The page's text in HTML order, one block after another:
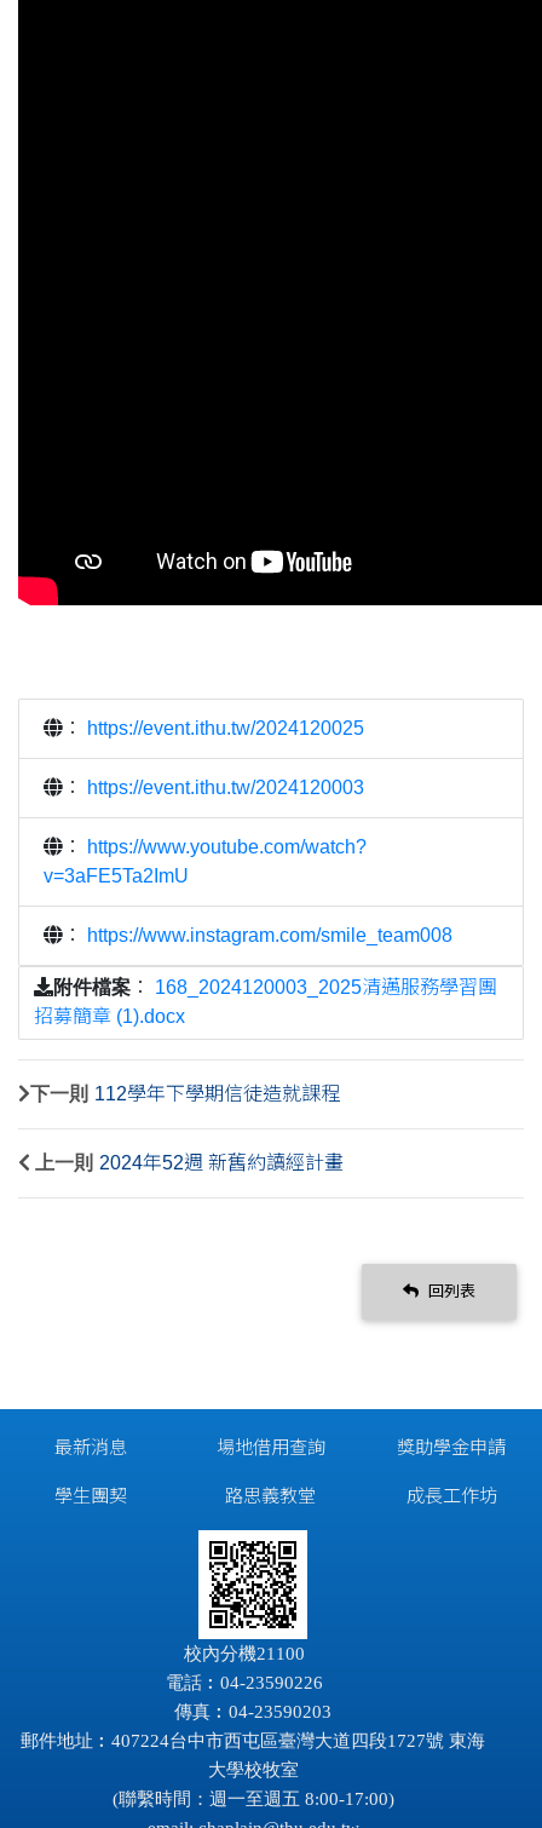
： https://event.ithu.tw/2024120025
： https://event.ithu.tw/2024120003
：
https://www.youtube.com/watch?
v=3aFE5Ta2ImU
： https://www.instagram.com/smile_team008
附件檔案 ： 168_2024120003_2025清邁服務學習團
招募簡章 (1).docx
下一則 112學年下學期信徒造就課程
上一則 2024年52週 新舊約讀經計畫
回列表
最新消息
學生團契
場地借用查詢
路思義教堂
獎助學金申請
成長工作坊
校內分機21100
電話︰04-23590226
傳真︰04-23590203
郵件地址︰407224台中市西屯區臺灣大道四段1727號 東海
大學校牧室
(聯繫時間：週一至週五 8:00-17:00)